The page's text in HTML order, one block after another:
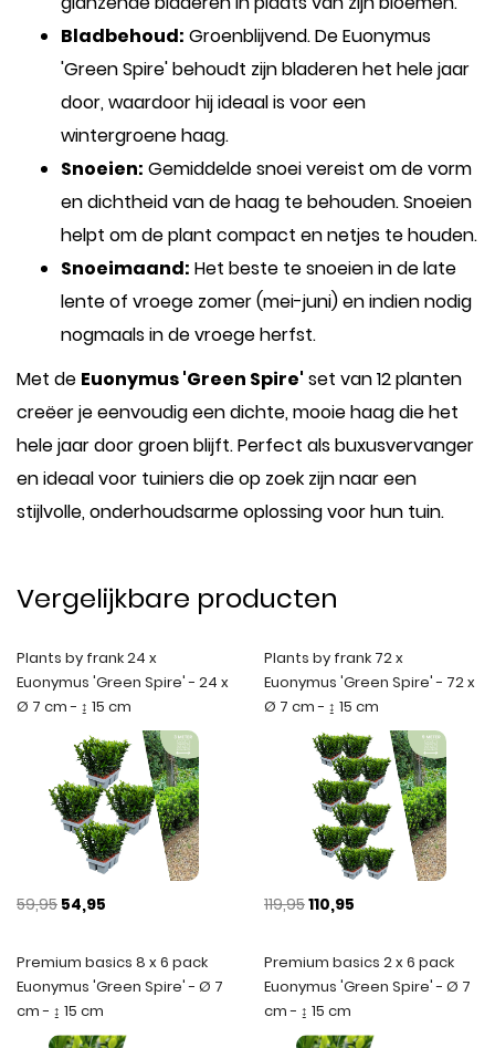
Bladbehoud: Groenblijvend. De Euonymus
'Green Spire' behoudt zijn bladeren het hele jaar
door, waardoor hij ideaal is voor een
wintergroene haag.
Snoeien: Gemiddelde snoei vereist om de vorm
en dichtheid van de haag te behouden. Snoeien
helpt om de plant compact en netjes te houden.
Snoeimaand: Het beste te snoeien in de late
lente of vroege zomer (mei-juni) en indien nodig
nogmaals in de vroege herfst.
Met de Euonymus 'Green Spire' set van 12 planten
creëer je eenvoudig een dichte, mooie haag die het
hele jaar door groen blijft. Perfect als buxusvervanger
en ideaal voor tuiniers die op zoek zijn naar een
stijlvolle, onderhoudsarme oplossing voor hun tuin.
Vergelijkbare producten
Plants by frank 24 x
Euonymus 'Green Spire' - 24 x
Ø 7 cm - ↨ 15 cm
59,95 54,95
Plants by frank 72 x
Euonymus 'Green Spire' - 72 x
Ø 7 cm - ↨ 15 cm
119,95110,95
Premium basics 8 x 6 pack
Euonymus 'Green Spire' - Ø 7
cm - ↨ 15 cm
Premium basics 2 x 6 pack
Euonymus 'Green Spire' - Ø 7
cm - ↨ 15 cm